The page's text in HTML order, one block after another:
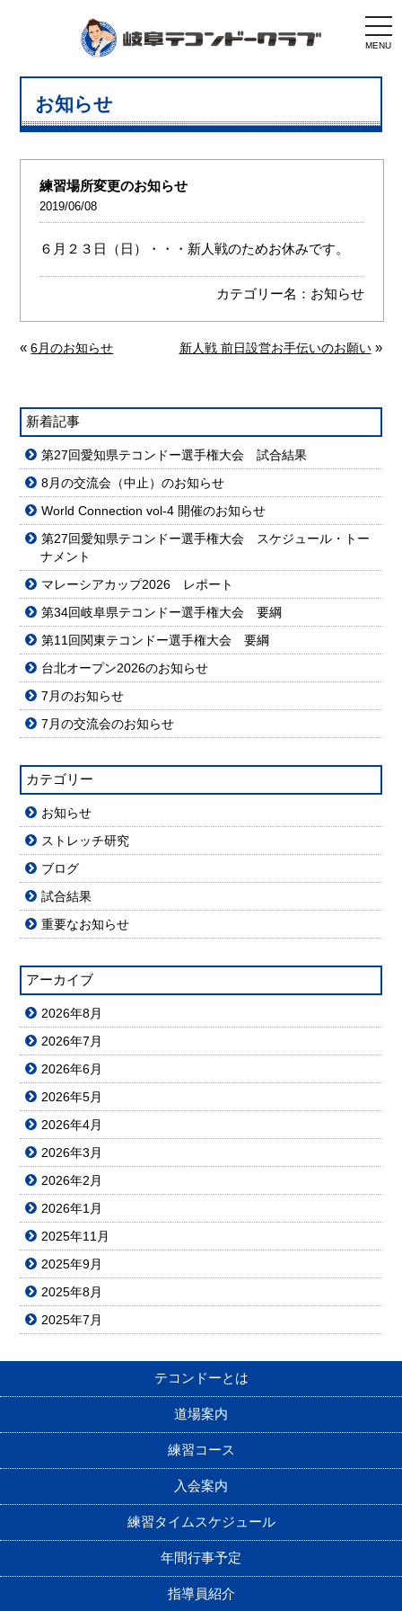
MENU
お知らせ
練習場所変更のお知らせ
2019/06/08
６月２３日（日）・・・新人戦のためお休みです。
カテゴリー名： お知らせ
«6月のお知らせ 新人戦 前日設営お手伝いのお願い»
新着記事
第27回愛知県テコンドー選手権大会 試合結果
8月の交流会（中止）のお知らせ
World Connection vol-4 開催のお知らせ
第27回愛知県テコンドー選手権大会 スケジュール・トー
ナメント
マレーシアカップ2026 レポート
第34回岐阜県テコンドー選手権大会 要綱
第11回関東テコンドー選手権大会 要綱
台北オープン2026のお知らせ
7月のお知らせ
7月の交流会のお知らせ
カテゴリー
お知らせ
ストレッチ研究
ブログ
試合結果
重要なお知らせ
アーカイブ
2026年8月
2026年7月
2026年6月
2026年5月
2026年4月
2026年3月
2026年2月
2026年1月
2025年11月
2025年9月
2025年8月
2025年7月
テコンドーとは
道場案内
練習コース
入会案内
練習タイムスケジュール
年間行事予定
指導員紹介